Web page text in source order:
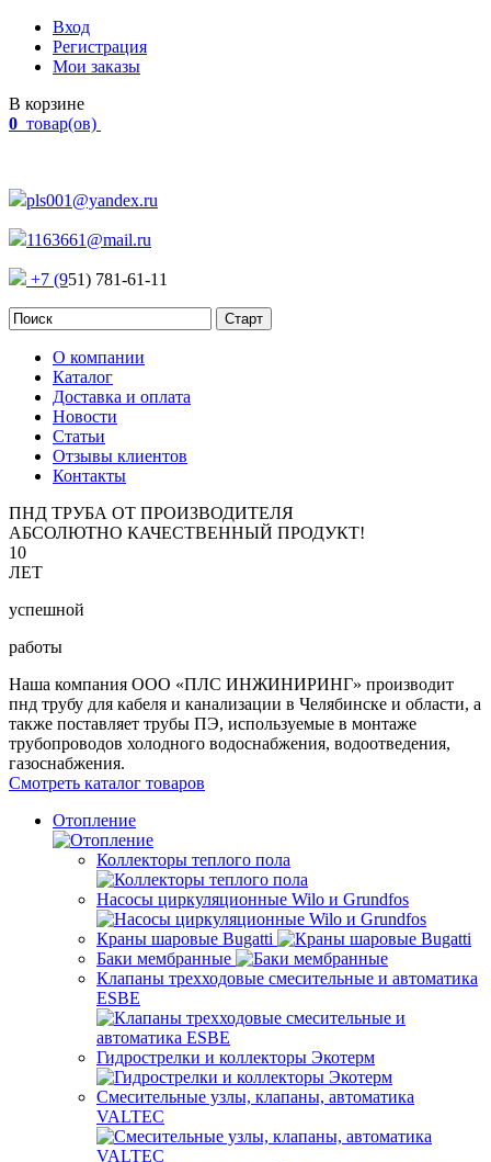
Вход
Регистрация
Мои заказы
В корзине
0 товар(ов)
pls001@yandex.ru
1163661@mail.ru
+7 (951) 781-61-11
О компании
Каталог
Доставка и оплата
Новости
Статьи
Отзывы клиентов
Контакты
ПНД ТРУБА ОТ ПРОИЗВОДИТЕЛЯ
АБСОЛЮТНО КАЧЕСТВЕННЫЙ ПРОДУКТ!
10
ЛЕТ
успешной
работы
Наша компания ООО «ПЛС ИНЖИНИРИНГ» производит
пнд трубу для кабеля и канализации в Челябинске и области, а
также поставляет трубы ПЭ, используемые в монтаже
трубопроводов холодного водоснабжения, водоотведения,
газоснабжения.
Смотреть каталог товаров
Отопление
Коллекторы теплого пола
Насосы циркуляционные Wilo и Grundfos
Краны шаровые Bugatti
Баки мембранные
Клапаны трехходовые смесительные и автоматика
ESBE
Гидрострелки и коллекторы Экотерм
Смесительные узлы, клапаны, автоматика
VALTEC